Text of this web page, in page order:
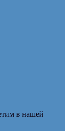
в нашей